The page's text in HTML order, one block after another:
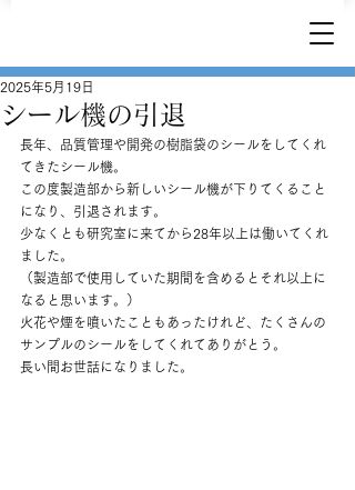
シール機の引退
2025年5月19日
長年、品質管理や開発の樹脂袋のシールをしてくれ
てきたシール機。
この度製造部から新しいシール機が下りてくること
になり、引退されます。
少なくとも研究室に来てから28年以上は働いてくれ
ました。
（製造部で使用していた期間を含めるとそれ以上に
なると思います。）
火花や煙を噴いたこともあったけれど、たくさんの
サンプルのシールをしてくれてありがとう。
長い間お世話になりました。